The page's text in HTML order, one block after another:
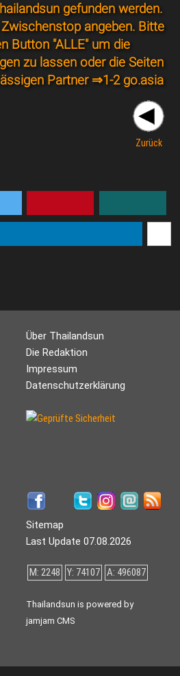
gefunden werden.
angeben. Bitte
Button "ALLE" um die
zu lassen oder die Seiten
Partner ⇒1-2 go.asia
Zurück
Über Thailandsun
Die Redaktion
Impressum
Datenschutzerklärung
Sitemap
Last Update 07.08.2026
M: 2248 Y: 74107 A: 496087
Thailandsun is powered by
jamjam CMS